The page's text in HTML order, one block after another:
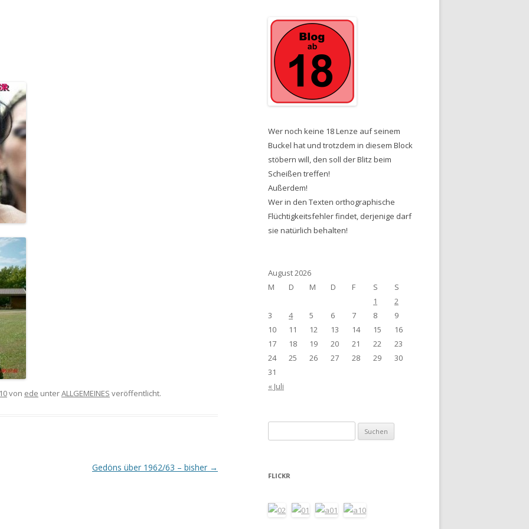
von ede unterALLGEMEINES veröffentlicht.
Gedöns über 1962/63 – bisher →
Wer noch keine 18 Lenze auf seinem
Buckel hat und trotzdem in diesem Block
stöbern will, den soll der Blitz beim
Scheißen treffen!
Außerdem!
Wer in den Texten orthographische
Flüchtigkeitsfehler findet, derjenige darf
sie natürlich behalten!
August 2026
M
D M D F S
S
1
2
3
4 5 6 7 8
9
10
11 12 13 14 15
16
17
18 19 20 21 22
23
24
25 26 27 28 29
30
31
« Juli
nach:
FLICKR